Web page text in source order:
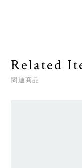
Related
関連商品